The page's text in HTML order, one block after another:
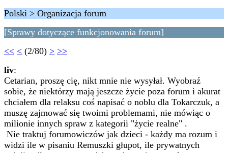
Polski > Organizacja forum
[Sprawy dotyczące funkcjonowania forum]
<< < (2/80) > >>
liv:
Cetarian, proszę cię, nikt mnie nie wysyłał. Wyobraź
sobie, że niektórzy mają jeszcze życie poza forum i akurat
chciałem dla relaksu coś napisać o noblu dla Tokarczuk, a
muszę zajmować się twoimi problemami, nie mówiąc o
milionie innych spraw z kategorii "życie realne" .
Nie traktuj forumowiczów jak dzieci - każdy ma rozum i
widzi ile w pisaniu Remuszki głupot, ile prywatnych